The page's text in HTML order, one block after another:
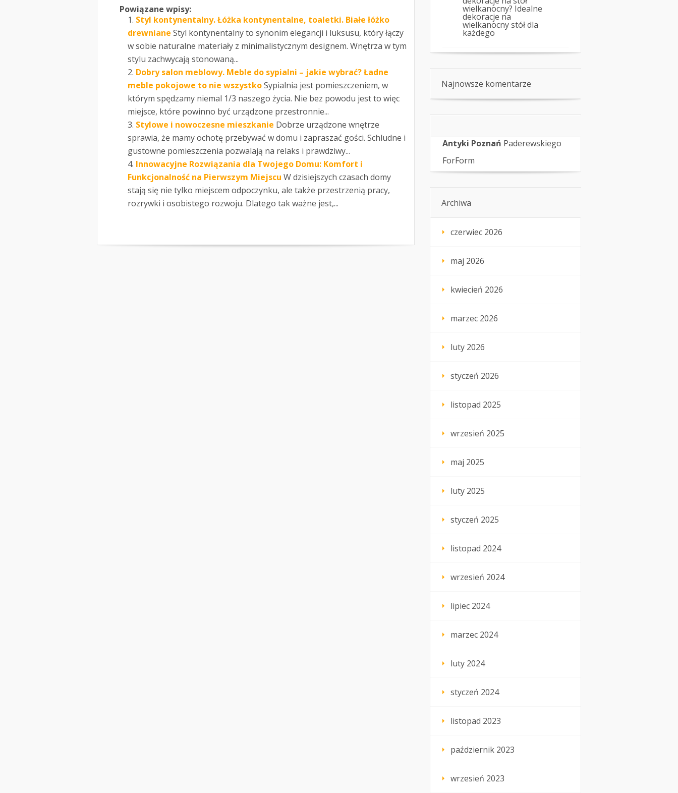
Powiązane wpisy:
Styl kontynentalny. Łóżka kontynentalne, toaletki. Białe łóżko
drewniane Styl kontynentalny to synonim elegancji i luksusu, który łączy
w sobie naturalne materiały z minimalistycznym designem. Wnętrza w tym
stylu zachwycają stonowaną...
Dobry salon meblowy. Meble do sypialni – jakie wybrać? Ładne
meble pokojowe to nie wszystkoSypialnia jest pomieszczeniem, w
którym spędzamy niemal 1/3 naszego życia. Nie bez powodu jest to więc
miejsce, które powinno być urządzone przestronnie...
Stylowe i nowoczesne mieszkanie Dobrze urządzone wnętrze
sprawia, że mamy ochotę przebywać w domu i zapraszać gości. Schludne i
gustowne pomieszczenia pozwalają na relaks i prawdziwy...
Innowacyjne Rozwiązania dla Twojego Domu: Komfort i
Funkcjonalność na Pierwszym Miejscu W dzisiejszych czasach domy
stają się nie tylko miejscem odpoczynku, ale także przestrzenią pracy,
rozrywki i osobistego rozwoju. Dlatego tak ważne jest,...
wielkanocny? Idealne
dekoracje na
wielkanocny stół dla
każdego
Najnowsze komentarze
Antyki Poznań Paderewskiego
ForForm
Archiwa
czerwiec 2026
maj 2026
kwiecień 2026
marzec 2026
luty 2026
styczeń 2026
listopad 2025
wrzesień 2025
maj 2025
luty 2025
styczeń 2025
listopad 2024
wrzesień 2024
lipiec 2024
marzec 2024
luty 2024
styczeń 2024
listopad 2023
październik 2023
wrzesień 2023